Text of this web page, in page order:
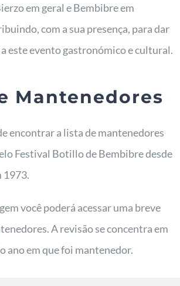
em geral e Bembibre em
com a sua presença, para dar
este evento gastronómico e cultural.
Mantenedores
encontrar a lista de mantenedores
Festival Botillo de Bembibre desde
1973.
você poderá acessar uma breve
A revisão se concentra em
ano em que foi mantenedor.